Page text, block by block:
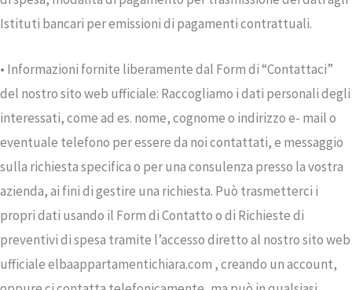
Istituti bancari per emissioni di pagamenti contrattuali.
• Informazioni fornite liberamente dal Form di “Contattaci”
del nostro sito web ufficiale: Raccogliamo i dati personali degli
interessati, come ad es. nome, cognome o indirizzo e- mail o
eventuale telefono per essere da noi contattati, e messaggio
sulla richiesta specifica o per una consulenza presso la vostra
azienda, ai fini di gestire una richiesta. Può trasmetterci i
propri dati usando il Form di Contatto o di Richieste di
preventivi di spesa tramite l’accesso diretto al nostro sito web
ufficiale elbaappartamentichiara.com , creando un account,